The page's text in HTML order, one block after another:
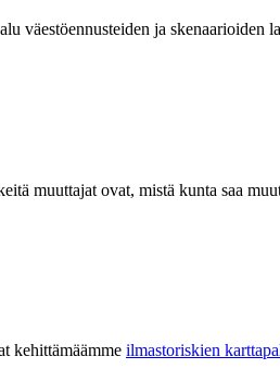
ja skenaarioiden
muuttajat ovat, mistä kunta saa
kehittämäämme ilmastoriskien ka